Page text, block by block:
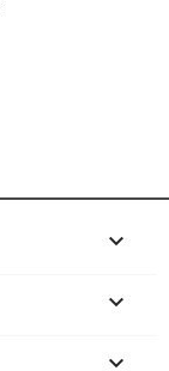


